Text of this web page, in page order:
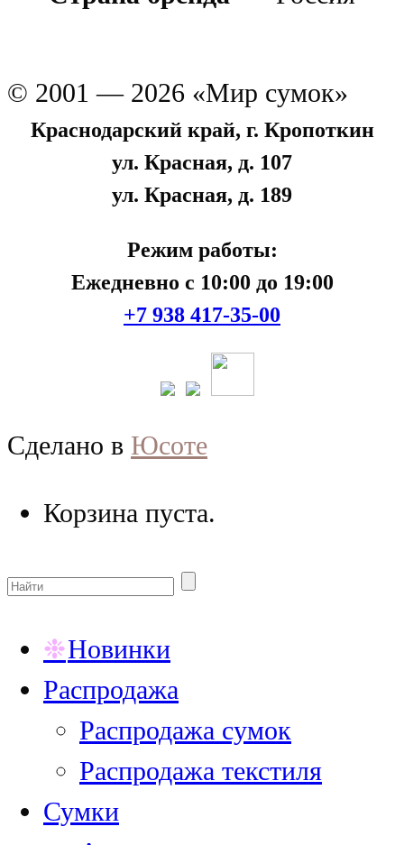
© 2001 — 2026 «Мир сумок»
Краснодарский край, г. Кропоткин
ул. Красная, д. 107
ул. Красная, д. 189
Режим работы:
Ежедневно с 10:00 до 19:00
+7 938 417-35-00
Сделано в Юсоте
Корзина пуста.
Новинки
Распродажа
Распродажа сумок
Распродажа текстиля
Сумки